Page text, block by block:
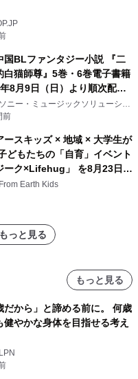
国BLファンタジー小説 『二
白猫師尊』5巻・6巻電子書籍
8月9日（日）より順次配信
ニー・ミュージックソリューショ
前
ースキッズ × 地域 × 大学生が
どもたちの「自育」イベント
ーク×Lifehug」 を8月23日
Earth Kids
っと見る
もっと見る
だから」と諦める前に。 何歳
健やかな身体を目指せる考え